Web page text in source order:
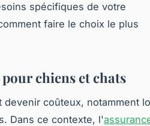
spécifiques de votre
faire le choix le plus
chiens et chats
coûteux, notamment
Dans ce contexte, l'